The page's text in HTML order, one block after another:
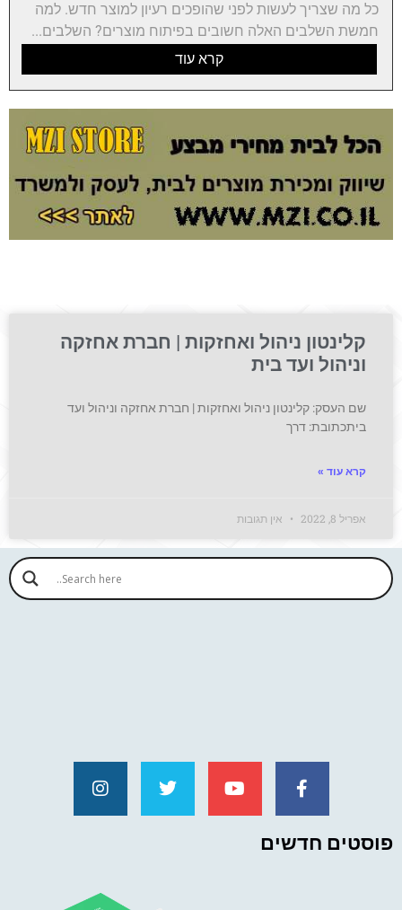
כל מה שצריך לעשות לפני שהופכים רעיון למוצר חדש. למה
חמשת השלבים האלה חשובים בפיתוח מוצרים? השלבים...
קרא עוד
קלינטון ניהול ואחזקות | חברת אחזקה
וניהול ועד בית
שם העסק: קלינטון ניהול ואחזקות | חברת אחזקה וניהול ועד
ביתכתובת: דרך
קרא עוד »
אפריל 8, 2022 אין תגובות
פוסטים חדשים